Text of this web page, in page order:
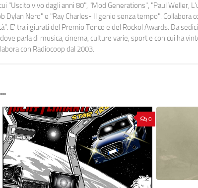
"Uscito vivo dagli anni 80", "Mod Generations", "Paul Weller,
Dylan Nero" e "Ray Charles- Il genio senza tempo". Collabora
E' tra i giurati del Premio Tenco e del Rockol Awards. Da
parla di musica, cinema, culture varie, sport e con cui ha
con Radiocoop dal 2003.
0